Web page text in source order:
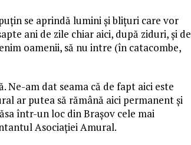
se aprindă lumini și blițuri care vor
ani de zile chiar aici, după ziduri, și de
oamenii, să nu intre (în catacombe,
Ne-am dat seama că de fapt aici este
ar putea să rămână aici permanent și
într-un loc din Brașov cele mai
Asociației Amural.